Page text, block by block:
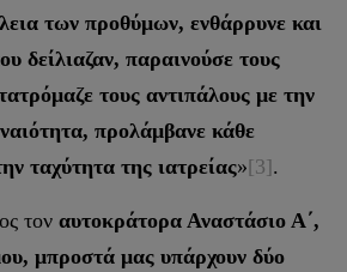
των προθύμων, ενθάρρυνε και
δείλιαζαν, παραινούσε τους
τους αντιπάλους με την
προλάμβανε κάθε
ταχύτητα της ιατρείας»[3].
τον αυτοκράτορα Αναστάσιο Α΄,
μπροστά μας υπάρχουν δύο